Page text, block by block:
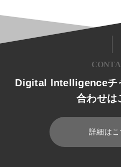
Digital Intelligenceチ
合わせは
詳細はこ